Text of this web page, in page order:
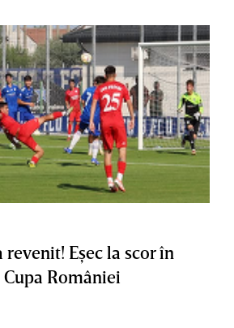
revenit! Eşec la scor în
României